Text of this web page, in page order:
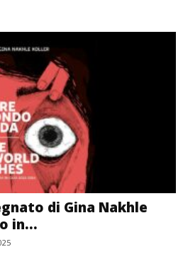
di Gina Nakhle
in...